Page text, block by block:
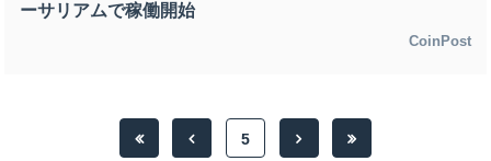
ーサリアムで稼働開始
CoinPost
5